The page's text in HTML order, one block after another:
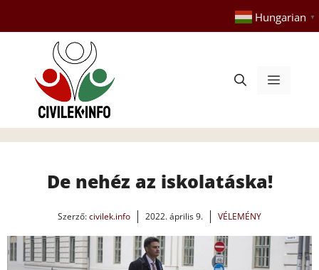
tartalomba
Hungarian ▼
Menü
De nehéz az iskolatáska!
Szerző:civilek.info 2022. április 9. VÉLEMÉNY